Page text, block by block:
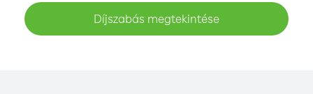
Díjszabás megtekintése